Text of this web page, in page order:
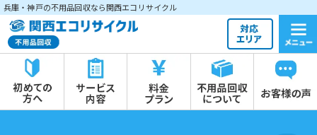
兵庫・神戸の不用品回収なら関西エコリサイクル